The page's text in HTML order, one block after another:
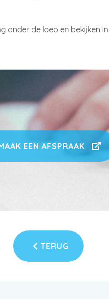
onder de loep en bekijken
EEN AFSPRAAK
TERUG